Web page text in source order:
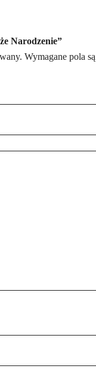
Narodzenie”
Wymagane pola